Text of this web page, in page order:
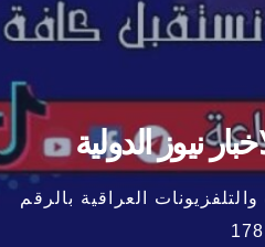
نيوز الدولية
العراقية بالرقم
178